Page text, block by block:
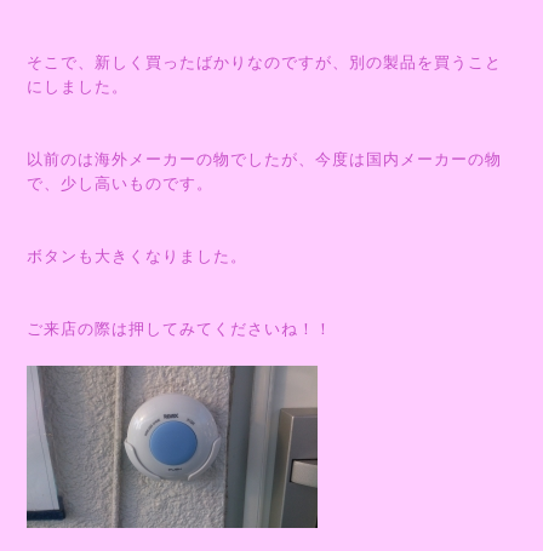
そこで、新しく買ったばかりなのですが、別の製品を買うこと
にしました。
以前のは海外メーカーの物でしたが、今度は国内メーカーの物
で、少し高いものです。
ボタンも大きくなりました。
ご来店の際は押してみてくださいね！！